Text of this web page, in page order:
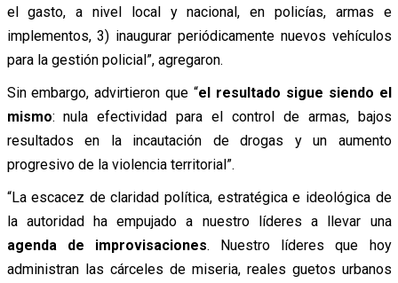
el gasto, a nivel local y nacional, en policías, armas e
implementos, 3) inaugurar periódicamente nuevos vehículos
para la gestión policial”, agregaron.
Sin embargo, advirtieron que “el resultado sigue siendo el
mismo: nula efectividad para el control de armas, bajos
resultados en la incautación de drogas y un aumento
progresivo de la violencia territorial”.
“La escacez de claridad política, estratégica e ideológica de
la autoridad ha empujado a nuestro líderes a llevar una
agenda de improvisaciones. Nuestro líderes que hoy
administran las cárceles de miseria, reales guetos urbanos